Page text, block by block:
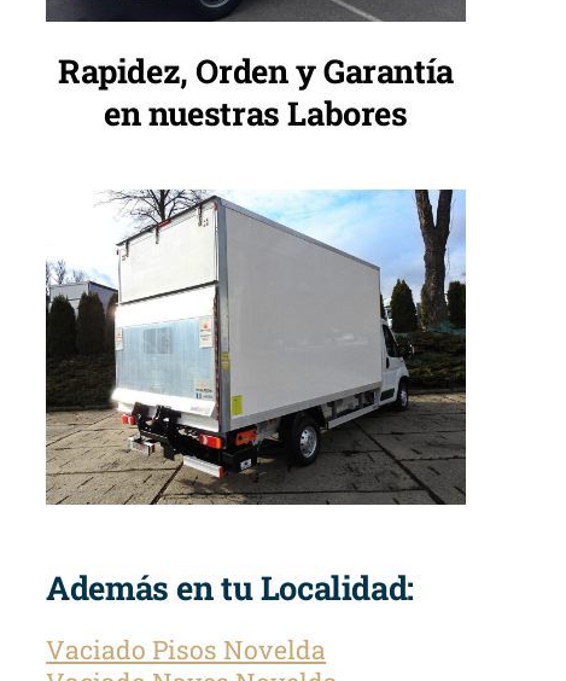
Rapidez, Orden y Garantía
en nuestras Labores
Además en tu Localidad:
Vaciado Pisos Novelda